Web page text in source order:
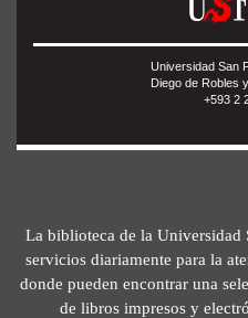
Universidad San
Diego de Robles
+593 2
La biblioteca de la Universidad
servicios diariamente para la
donde pueden encontrar una
de libros impresos y